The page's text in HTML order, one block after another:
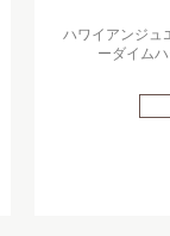
ハワイアンジュ
ーダイム